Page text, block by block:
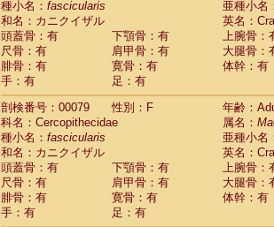
種小名： fascicularis
亜種小名
和名：カニクイザル
英名：
頭蓋骨：有
下顎骨：有
上腕骨：
尺骨：有
肩甲骨：有
大腿骨：
腓骨：有
寛骨：有
体幹：有
手：有
足：有
剖検番号：00079
性別：F
年齢：
科名：Cercopithecidae
属名：
種小名： fascicularis
亜種小名
和名：カニクイザル
英名：
頭蓋骨：有
下顎骨：有
上腕骨：
尺骨：有
肩甲骨：有
大腿骨：
腓骨：有
寛骨：有
体幹：有
手：有
足：有